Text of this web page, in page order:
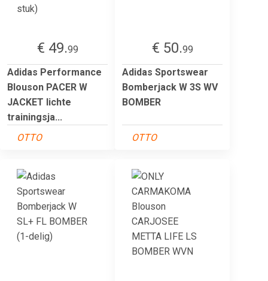
€ 49.99
Adidas Performance
Blouson PACER W
JACKET lichte
trainingsja...
OTTO
€ 50.99
Adidas Sportswear
Bomberjack W 3S WV
BOMBER
OTTO